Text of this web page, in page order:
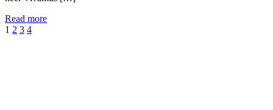
Read more
1 2 3 4